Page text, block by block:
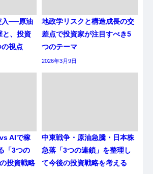
入──原油
と、投資
視点
地政学リスクと構造成長の交
差点で投資家が注目すべき5
つのテーマ
2026年3月9日
AIで稼
「3つの
投資戦略
中東戦争・原油急騰・日本株
急落「3つの連鎖」を整理し
て今後の投資戦略を考える